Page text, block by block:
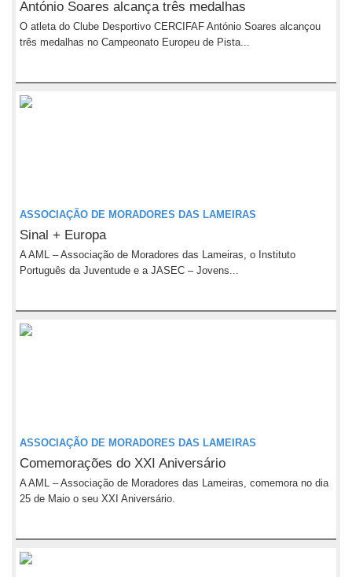
António Soares alcança três medalhas
O atleta do Clube Desportivo CERCIFAF António Soares alcançou
três medalhas no Campeonato Europeu de Pista...
ASSOCIAÇÃO DE MORADORES DAS LAMEIRAS
Sinal + Europa
A AML – Associação de Moradores das Lameiras, o Instituto
Português da Juventude e a JASEC – Jovens...
ASSOCIAÇÃO DE MORADORES DAS LAMEIRAS
Comemorações do XXI Aniversário
A AML – Associação de Moradores das Lameiras, comemora no dia
25 de Maio o seu XXI Aniversário.